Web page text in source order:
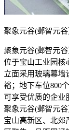
聚象元谷(邺智元谷
聚象元谷(邺智元谷
位于宝山工业园核
立面采用玻璃幕墙
裕；地下车位800
可享受优质的企业
聚象元谷(邺智元谷
宝山高新区、北郊